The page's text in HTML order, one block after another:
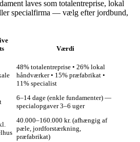
laves som totalentreprise, lokal
specialfirma — vælg efter jordbund,
Værdi
48% totalentreprise • 26% lokal
håndværker • 15% præfabrikat •
11% specialist
6–14 dage (enkle fundamenter) —
specialopgaver 3–6 uger
40.000–160.000 kr. (afhængig af
pæle, jordforstærkning,
præfabrikat)